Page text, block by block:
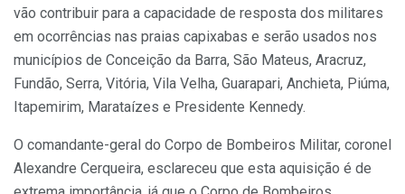
vão contribuir para a capacidade de resposta dos militares
em ocorrências nas praias capixabas e serão usados nos
municípios de Conceição da Barra, São Mateus, Aracruz,
Fundão, Serra, Vitória, Vila Velha, Guarapari, Anchieta, Piúma,
Itapemirim, Marataízes e Presidente Kennedy.
O comandante-geral do Corpo de Bombeiros Militar, coronel
Alexandre Cerqueira, esclareceu que esta aquisição é de